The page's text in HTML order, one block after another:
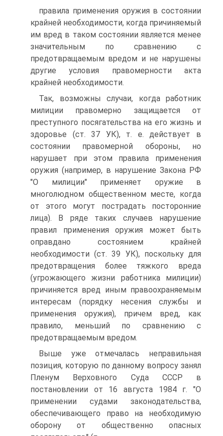
правила применения оружия в состоянии
крайней необходимости, когда причиняемый
им вред в таком состоянии является менее
значительным по сравнению с
предотвращаемым вредом и не нарушены
другие условия правомерности акта
крайней необходимости.
Так, возможны случаи, когда работник
милиции правомерно защищается от
преступного посягательства на его жизнь и
здоровье (ст. 37 УК), т. е. действует в
состоянии правомерной обороны, но
нарушает при этом правила применения
оружия (например, в нарушение Закона РФ
"О милиции" применяет оружие в
многолюдном общественном месте, когда
от этого могут пострадать посторонние
лица). В ряде таких случаев нарушение
правил применения оружия может быть
оправдано состоянием крайней
необходимости (ст. 39 УК), поскольку для
предотвращения более тяжкого вреда
(угрожающего жизни работника милиции)
причиняется вред иным правоохраняемым
интересам (порядку несения службы и
применения оружия), причем вред, как
правило, меньший по сравнению с
предотвращаемым вредом.
Выше уже отмечалась неправильная
позиция, которую по данному вопросу занял
Пленум Верховного Суда СССР в
постановлении от 16 августа 1984 г. "О
применении судами законодательства,
обеспечивающего право на необходимую
оборону от общественно опасных